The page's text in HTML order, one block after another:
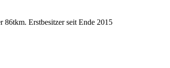
Erstbesitzer seit Ende 2015